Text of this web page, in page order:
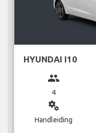
HYUNDAI I10
group
4
miscellaneous_services
Handleiding